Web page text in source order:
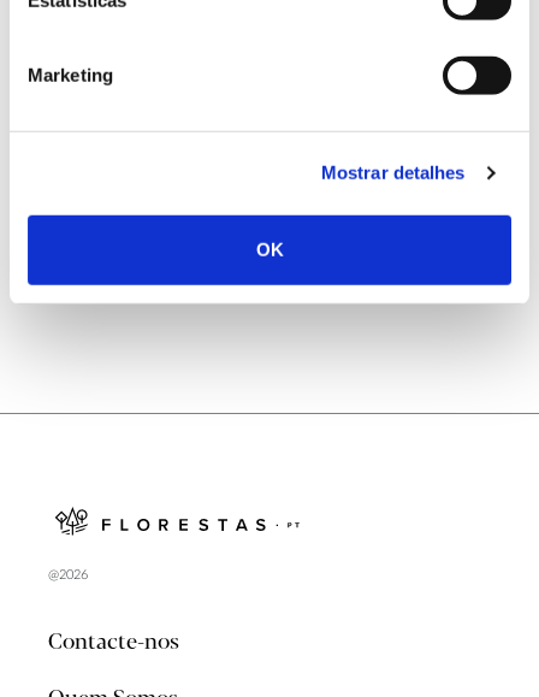
Marketing
Mostrar detalhes
OK
cidadãos chamados a ajudar
25.06.2026
Natureza e florestas procuram jovens voluntários
no verão 2026
@2026
Contacte-nos